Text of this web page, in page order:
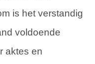
is het verstandig
voldoende
aktes en